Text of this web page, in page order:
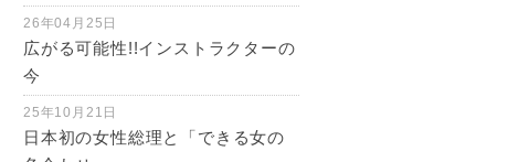
26年04月25日
広がる可能性!!インストラクターの
今
25年10月21日
日本初の女性総理と「できる女の